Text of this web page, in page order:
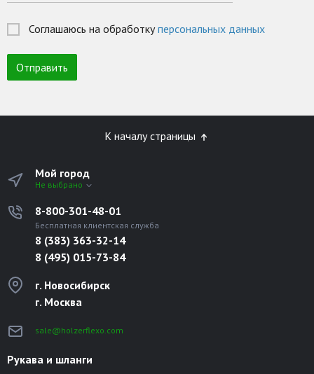
Соглашаюсь на обработкуперсональных данных
К началу страницы
Мой город
Не выбрано
8-800-301-48-01
Бесплатная клиентская служба
8 (383) 363-32-14
8 (495) 015-73-84
г. Новосибирск
г. Москва
sale@holzerflexo.com
Рукава и шланги